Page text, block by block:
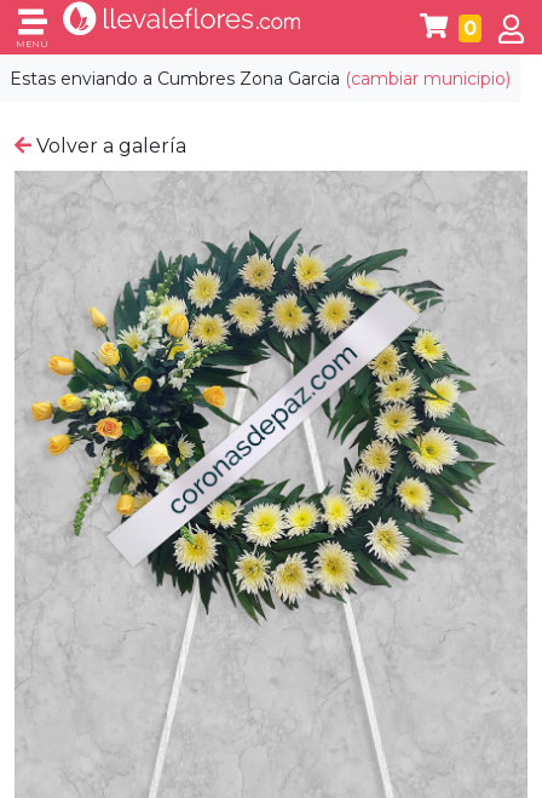
Estas enviando a Cumbres Zona Garcia (cambiar municipio)
MENÚ
0
Volver a galería